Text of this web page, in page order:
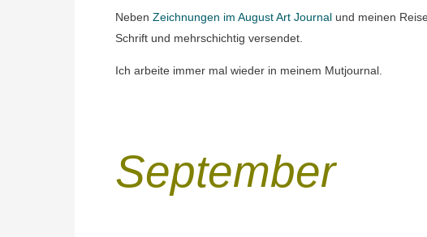
Neben Zeichnungen im August Art Journal und meinen
Schrift und mehrschichtig versendet.
Ich arbeite immer mal wieder in meinem Mutjournal.
September